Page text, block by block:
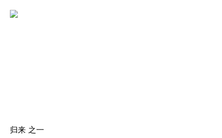
归来 之一